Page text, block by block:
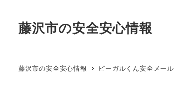
藤沢市の安全安心情報
藤沢市の安全安心情報 ピーガルくん安全メール